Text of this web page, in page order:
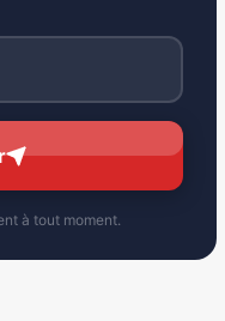
à tout moment.